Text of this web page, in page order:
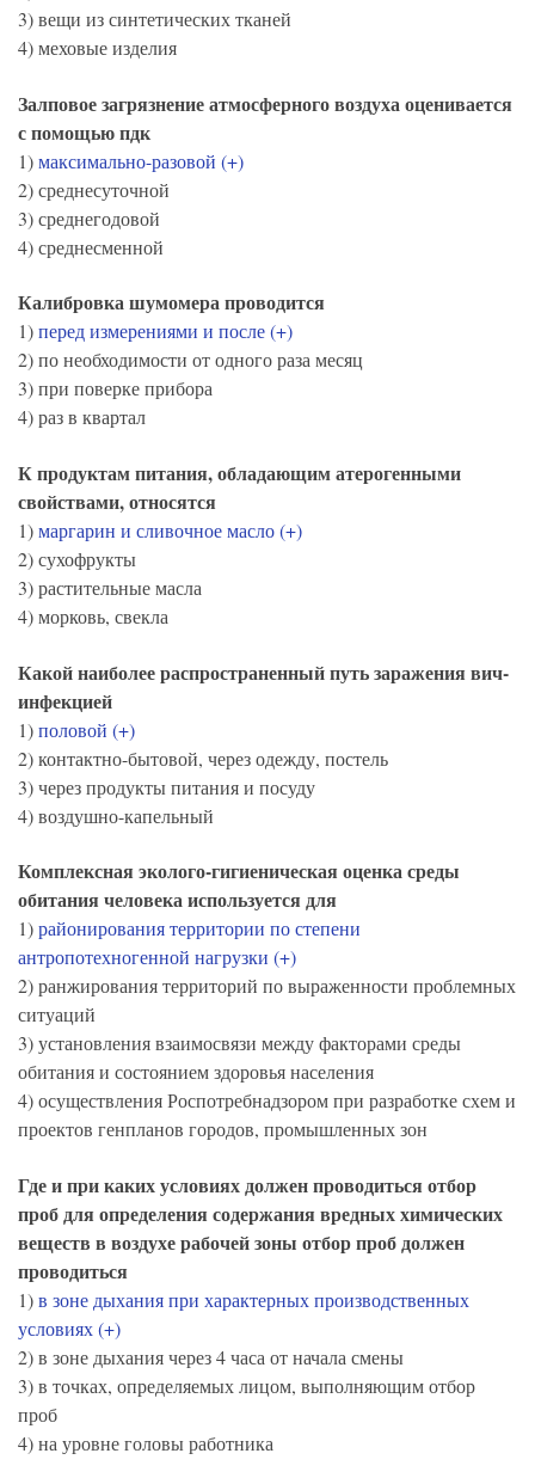
3) вещи из синтетических тканей
4) меховые изделия
Залповое загрязнение атмосферного воздуха оценивается
с помощью пдк
1)максимально-разовой (+)
2) среднесуточной
3) среднегодовой
4) среднесменной
Калибровка шумомера проводится
1)перед измерениями и после (+)
2) по необходимости от одного раза месяц
3) при поверке прибора
4) раз в квартал
К продуктам питания, обладающим атерогенными
свойствами, относятся
1)маргарин и сливочное масло (+)
2) сухофрукты
3) растительные масла
4) морковь, свекла
Какой наиболее распространенный путь заражения вич-
инфекцией
1)половой (+)
2) контактно-бытовой, через одежду, постель
3) через продукты питания и посуду
4) воздушно-капельный
Комплексная эколого-гигиеническая оценка среды
обитания человека используется для
1)районирования территории по степени
антропотехногенной нагрузки (+)
2) ранжирования территорий по выраженности проблемных
ситуаций
3) установления взаимосвязи между факторами среды
обитания и состоянием здоровья населения
4) осуществления Роспотребнадзором при разработке схем и
проектов генпланов городов, промышленных зон
Где и при каких условиях должен проводиться отбор
проб для определения содержания вредных химических
веществ в воздухе рабочей зоны отбор проб должен
проводиться
1)в зоне дыхания при характерных производственных
условиях (+)
2) в зоне дыхания через 4 часа от начала смены
3) в точках, определяемых лицом, выполняющим отбор
проб
4) на уровне головы работника